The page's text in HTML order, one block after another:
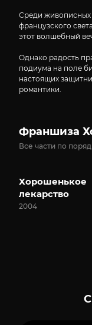
Среди живописных
французского
этот волшебный
Однако радость
подиума на поле
настоящих
романтики.
Франшиза
Все части по
Хорошенькое
лекарство
2004